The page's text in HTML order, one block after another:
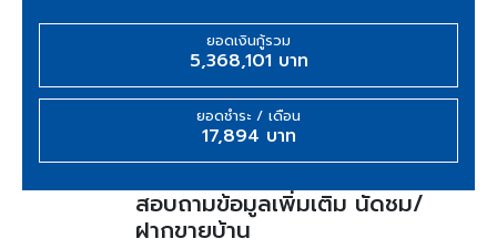
ยอดเงินกู้รวม
5,368,101 บาท
ยอดชำระ / เดือน
17,894 บาท
สอบถามข้อมูลเพิ่มเติม นัดชม/
ฝากขายบ้าน